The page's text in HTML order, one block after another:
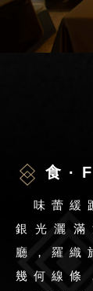
食
味蕾緩
銀光灑
廳，羅織
幾何線條